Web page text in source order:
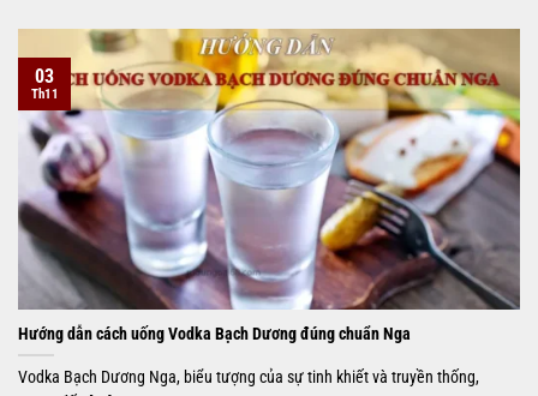
Hướng dẫn cách uống Vodka Bạch Dương đúng chuẩn Nga
Vodka Bạch Dương Nga, biểu tượng của sự tinh khiết và truyền thống,
03
Th11